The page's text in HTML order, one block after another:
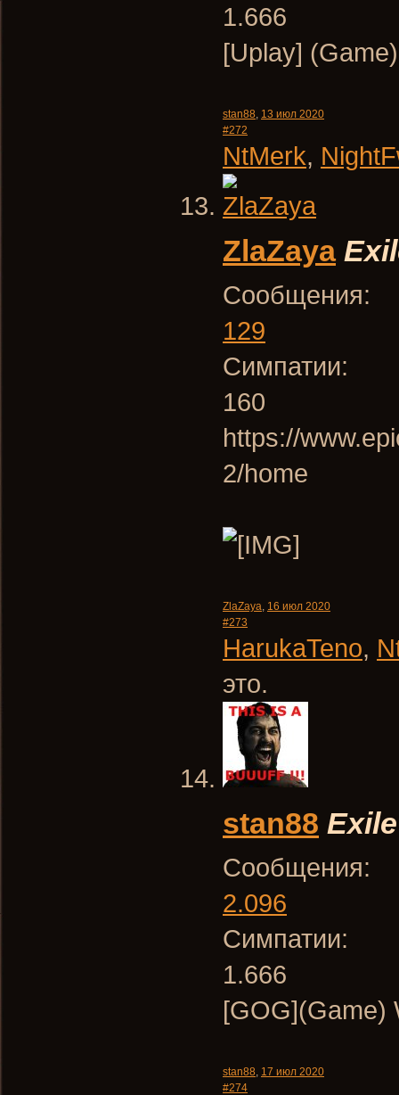
1.666
[Uplay]
stan88, 13 июл 2020
#272
NtMerk,
ZlaZaya
Сообщения:
129
Симпатии:
160
https://
2/home
ZlaZaya, 16 июл 2020
#273
HarukaTeno,
это.
stan88 Exile
Сообщения:
2.096
Симпатии:
1.666
[GOG](Game)
stan88, 17 июл 2020
#274